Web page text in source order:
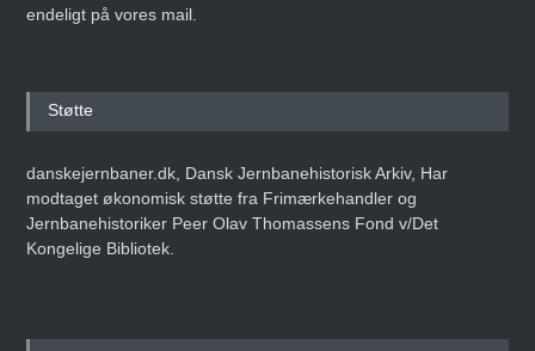
ARTIKELDen 8. maj 2025
endeligt på vores mail.
Støtte
danskejernbaner.dk, Dansk Jernbanehistorisk Arkiv, Har
modtaget økonomisk støtte fra Frimærkehandler og
Jernbanehistoriker Peer Olav Thomassens Fond v/Det
Kongelige Bibliotek.